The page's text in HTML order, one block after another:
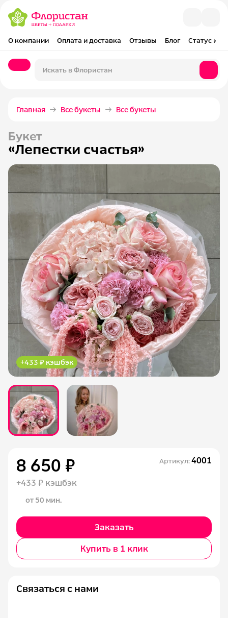
О компании Оплата и доставка Отзывы Блог Статус и
Главная Все букеты Все букеты
Букет
«Лепестки счастья»
+433 ₽ кэшбэк
Артикул:4001
8 650 ₽
+433 ₽ кэшбэк
от 50 мин.
Заказать
Купить в 1 клик
Связаться с нами